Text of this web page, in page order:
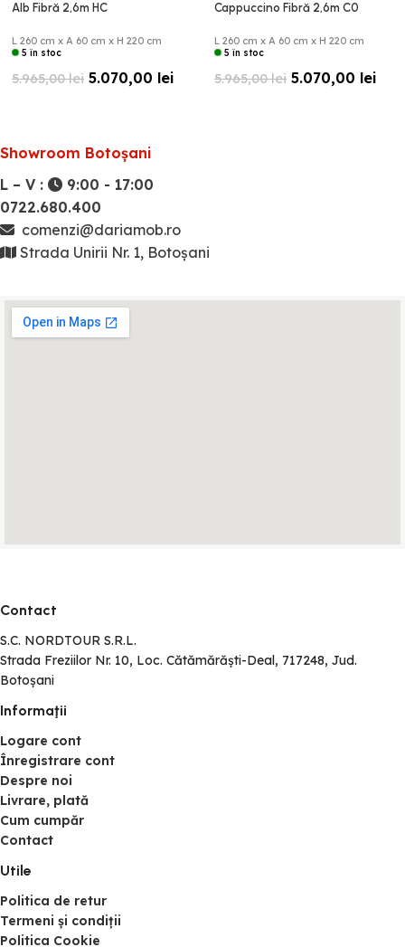
Alb Fibră 2,6m HC
L 260 cm x A 60 cm x H 220 cm
5 în stoc
5.965,00lei 5.070,00 lei
Cappuccino Fibră 2,6m C0
L 260 cm x A 60 cm x H 220 cm
5 în stoc
5.965,00lei 5.070,00 lei
Showroom Botoșani
L – V :
9:00 - 17:00
0722.680.400
comenzi@dariamob.ro
Strada Unirii Nr. 1, Botoșani
Contact
S.C. NORDTOUR S.R.L.
Strada Freziilor Nr. 10, Loc. Cătămărăști-Deal, 717248, Jud.
Botoșani
Informaţii
Logare cont
Înregistrare cont
Despre noi
Livrare, plată
Cum cumpăr
Contact
Utile
Politica de retur
Termeni și condiții
Politica Cookie